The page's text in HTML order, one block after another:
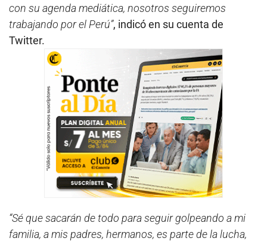
con su agenda mediática, nosotros seguiremos
trabajando por el Perú”, indicó en su cuenta de
Twitter.
“Sé que sacarán de todo para seguir golpeando a mi
familia, a mis padres, hermanos, es parte de la lucha,